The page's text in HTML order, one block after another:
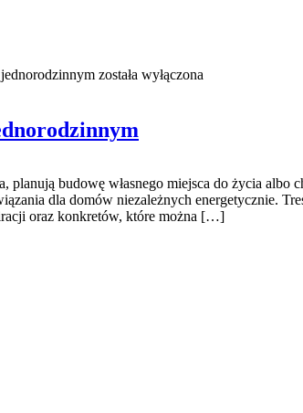
została wyłączona
budowę własnego miejsca do życia
dla domów niezależnych energetycznie.
oraz konkretów, które można […]